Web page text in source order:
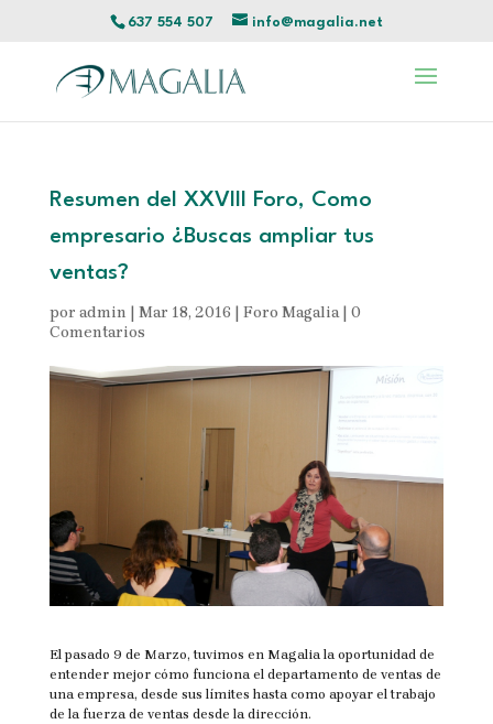
637 554 507 info@magalia.net
Resumen del XXVIII Foro, Como
empresario ¿Buscas ampliar tus
ventas?
por admin | Mar 18, 2016 | Foro Magalia| 0
Comentarios
El pasado 9 de Marzo, tuvimos en Magalia la oportunidad de
entender mejor cómo funciona el departamento de ventas de
una empresa, desde sus límites hasta como apoyar el trabajo
de la fuerza de ventas desde la dirección.